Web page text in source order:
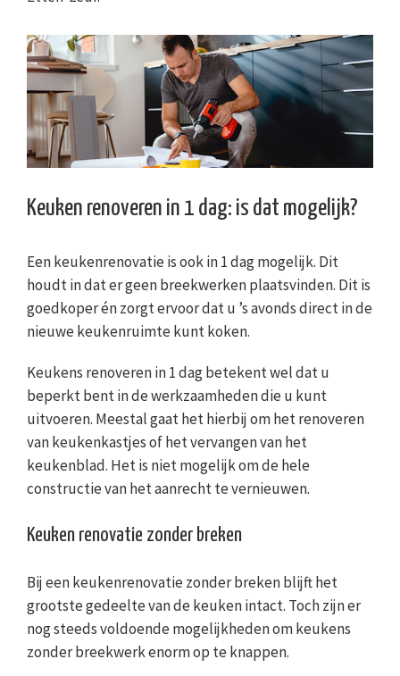
Keuken renoveren in 1 dag: is dat mogelijk?
Een keukenrenovatie is ook in 1 dag mogelijk. Dit
houdt in dat er geen breekwerken plaatsvinden. Dit is
goedkoper én zorgt ervoor dat u ’s avonds direct in de
nieuwe keukenruimte kunt koken.
Keukens renoveren in 1 dag betekent wel dat u
beperkt bent in de werkzaamheden die u kunt
uitvoeren. Meestal gaat het hierbij om het renoveren
van keukenkastjes of het vervangen van het
keukenblad. Het is niet mogelijk om de hele
constructie van het aanrecht te vernieuwen.
Keuken renovatie zonder breken
Bij een keukenrenovatie zonder breken blijft het
grootste gedeelte van de keuken intact. Toch zijn er
nog steeds voldoende mogelijkheden om keukens
zonder breekwerk enorm op te knappen.